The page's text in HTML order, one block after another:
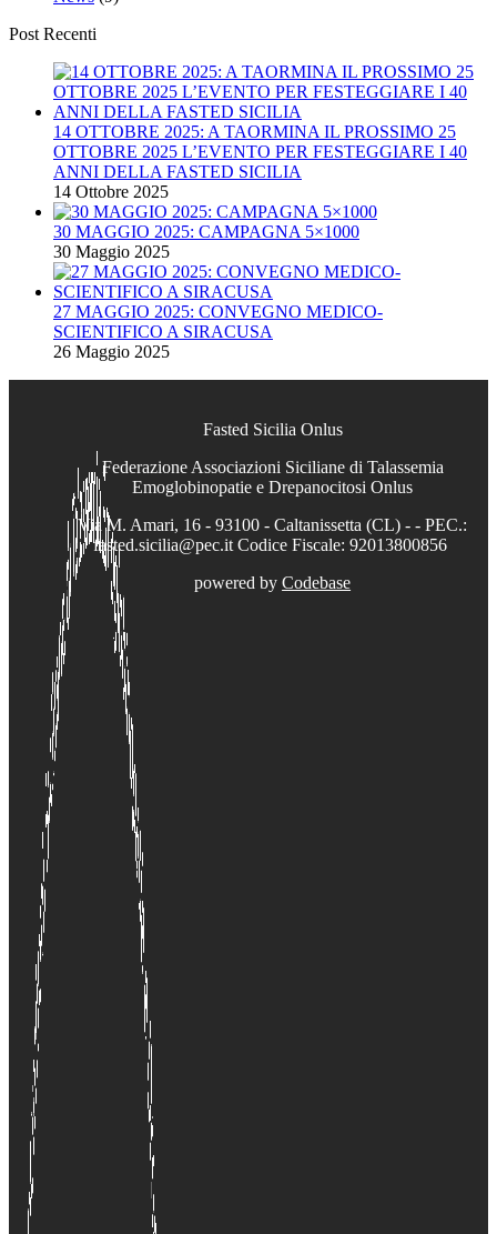
Post Recenti
14 OTTOBRE 2025: A TAORMINA IL PROSSIMO 25
OTTOBRE 2025 L’EVENTO PER FESTEGGIARE I 40
ANNI DELLA FASTED SICILIA
14 Ottobre 2025
30 MAGGIO 2025: CAMPAGNA 5×1000
30 Maggio 2025
27 MAGGIO 2025: CONVEGNO MEDICO-
SCIENTIFICO A SIRACUSA
26 Maggio 2025
Fasted Sicilia Onlus
Federazione Associazioni Siciliane di Talassemia
Emoglobinopatie e Drepanocitosi Onlus
Via M. Amari, 16 - 93100 - Caltanissetta (CL) - - PEC.:
fasted.sicilia@pec.it Codice Fiscale: 92013800856
powered byCodebase